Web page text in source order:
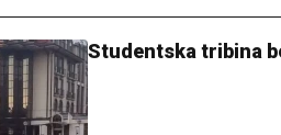
Studentska tribina